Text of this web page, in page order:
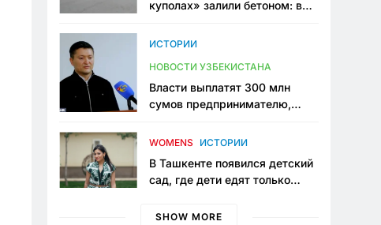
куполах» залили бетоном: в
одно общественное
ИСТОРИИ
НОВОСТИ УЗБЕКИСТАНА
Власти выплатят 300 млн
сумов предпринимателю,
тюрьме по незаконному
WOMENS ИСТОРИИ
В Ташкенте появился детский
сад, где дети едят только
мама, которая устала просить
SHOW MORE